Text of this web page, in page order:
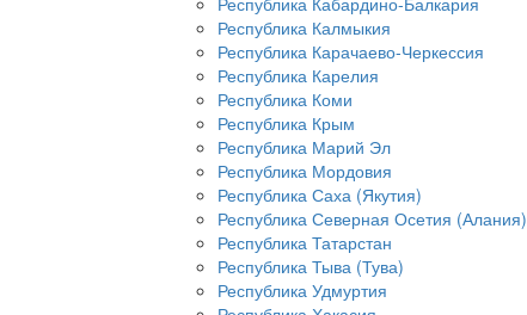
Республика Калмыкия
Республика Карачаево-Черкессия
Республика Карелия
Республика Коми
Республика Крым
Республика Марий Эл
Республика Мордовия
Республика Саха (Якутия)
Республика Северная Осетия (Алания)
Республика Татарстан
Республика Тыва (Тува)
Республика Удмуртия